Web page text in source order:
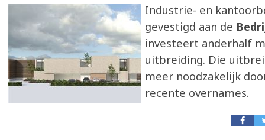
Industrie- en
gevestigd aan de
investeert anderhalf
uitbreiding. Die
meer noodzakelijk
recente overnames.